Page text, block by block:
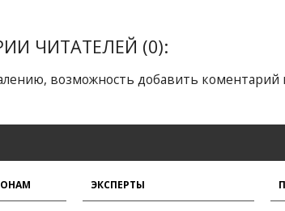
ЧИТАТЕЛЕЙ (0):
возможность добавить коментарий
ЭКСПЕРТЫ